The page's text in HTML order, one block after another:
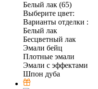
Белый лак (65)
Выберите цвет:
Варианты отделки :
Белый лак
Бесцветный лак
Эмали бейц
Плотные эмали
Эмали с эффектами
Шпон дуба